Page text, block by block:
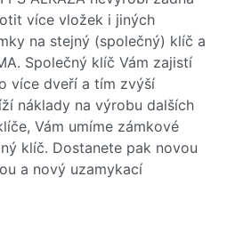
více vložek i jiných
na stejný (společný) klíč a
Společný klíč Vám zajistí
více dveří a tím zvýší
náklady na výrobu dalších
Vám umíme zámkové
klíč. Dostanete pak novou
a nový uzamykací